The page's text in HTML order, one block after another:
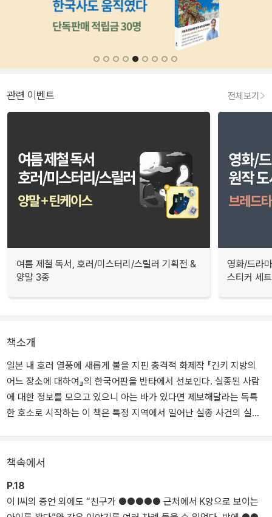
관련 이벤트 전체보기
여름 제철 독서, 호러/미스터리/스릴러 기획전 &
양말 3종
영화/드라
스티커 세트
책소개
일본 내 호러 열풍에 새롭게 불을 지핀 충격적 화제작 『긴키 지방의
어느 장소에 대하여』의 한국어판을 반타에서 선보인다. 실종된 사람
에 대한 정보를 모으고 있으니 아는 바가 있다면 제보해달라는 독특
한 호소로 시작하는 이 책은 특정 지역에서 일어난 실종 사건의 실마
키 지방의 어느 지역에서 일어나는 기이한 괴담을 한 편씩 올리기 시
작했다. 4월까지 석 달간 이어진 연재물은 SNS를 중심으로 크게 화
책속에서
P.18
이 I씨의 증언 외에도 “친구가 ●●●●● 근처에서 K양으로 보이는